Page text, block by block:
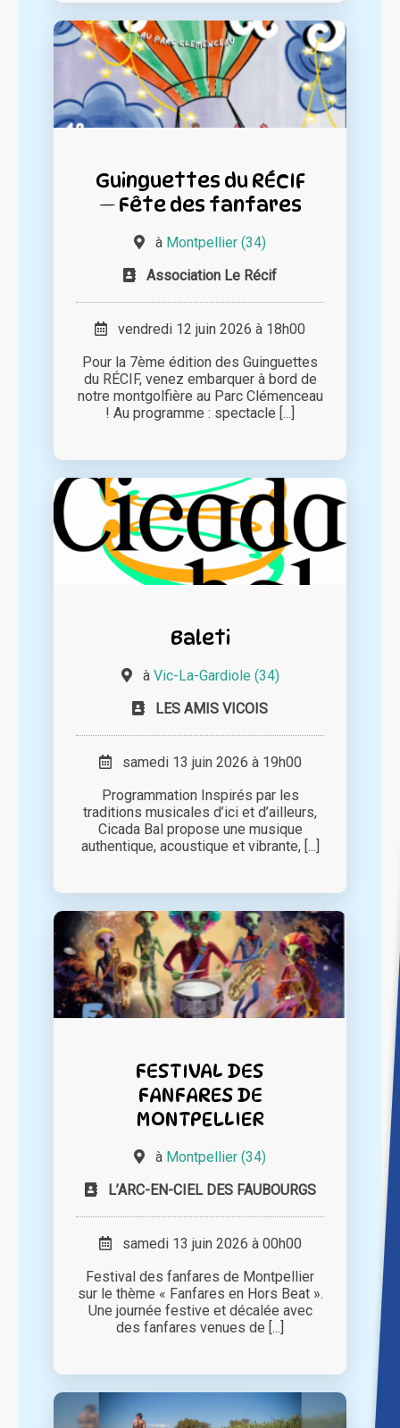
Guinguettes du RÉCIF
— Fête des fanfares
à Montpellier (34)
Association Le Récif
vendredi 12 juin 2026 à 18h00
Pour la 7ème édition des Guinguettes
du RÉCIF, venez embarquer à bord de
notre montgolfière au Parc Clémenceau
! Au programme : spectacle [...]
Baleti
à Vic-La-Gardiole (34)
LES AMIS VICOIS
samedi 13 juin 2026 à 19h00
Programmation Inspirés par les
traditions musicales d’ici et d’ailleurs,
Cicada Bal propose une musique
authentique, acoustique et vibrante, [...]
FESTIVAL DES
FANFARES DE
MONTPELLIER
à Montpellier (34)
L’ARC-EN-CIEL DES FAUBOURGS
samedi 13 juin 2026 à 00h00
Festival des fanfares de Montpellier
sur le thème « Fanfares en Hors Beat ».
Une journée festive et décalée avec
des fanfares venues de [...]